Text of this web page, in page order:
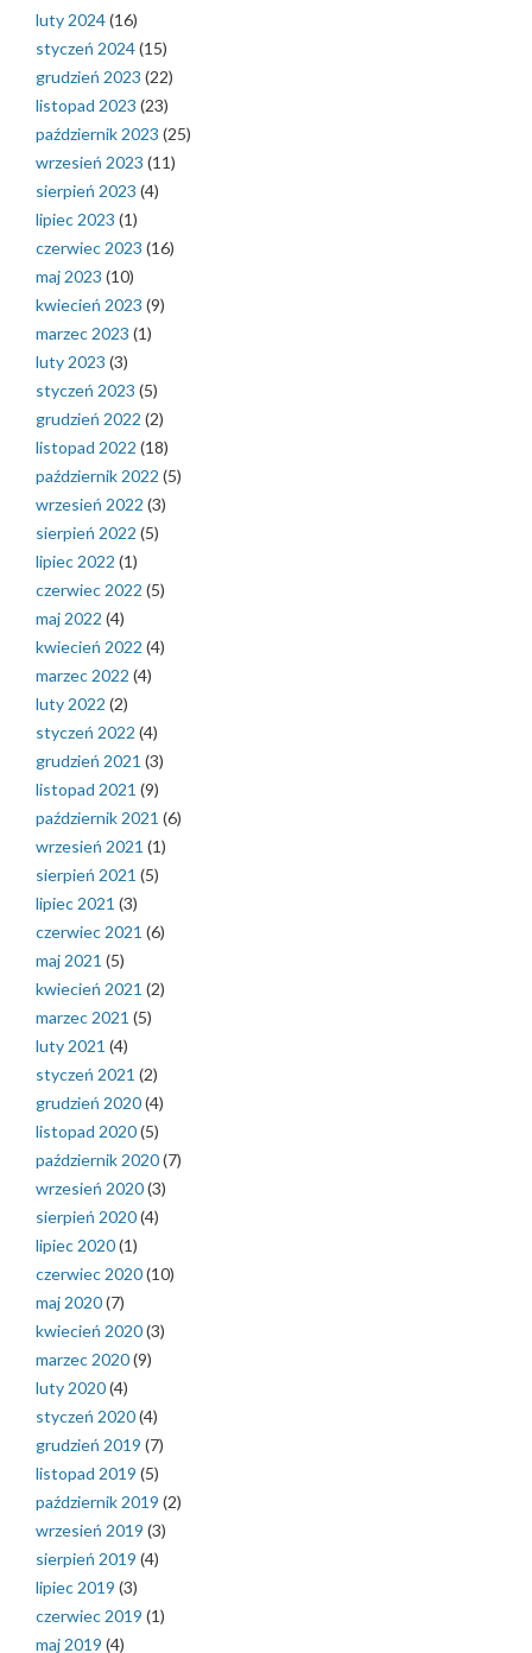
luty 2024(16)
styczeń 2024(15)
grudzień 2023 (22)
listopad 2023 (23)
październik 2023 (25)
wrzesień 2023 (11)
sierpień 2023 (4)
lipiec 2023 (1)
czerwiec 2023 (16)
maj 2023 (10)
kwiecień 2023 (9)
marzec 2023 (1)
luty 2023 (3)
styczeń 2023 (5)
grudzień 2022 (2)
listopad 2022 (18)
październik 2022 (5)
wrzesień 2022 (3)
sierpień 2022 (5)
lipiec 2022 (1)
czerwiec 2022 (5)
maj 2022 (4)
kwiecień 2022 (4)
marzec 2022 (4)
luty 2022 (2)
styczeń 2022 (4)
grudzień 2021 (3)
listopad 2021 (9)
październik 2021 (6)
wrzesień 2021 (1)
sierpień 2021 (5)
lipiec 2021 (3)
czerwiec 2021 (6)
maj 2021 (5)
kwiecień 2021 (2)
marzec 2021 (5)
luty 2021 (4)
styczeń 2021 (2)
grudzień 2020(4)
listopad 2020(5)
październik 2020(7)
wrzesień 2020(3)
sierpień 2020(4)
lipiec 2020(1)
czerwiec 2020(10)
maj 2020(7)
kwiecień 2020(3)
marzec 2020(9)
luty 2020(4)
styczeń 2020(4)
grudzień 2019 (7)
listopad 2019 (5)
październik 2019 (2)
wrzesień 2019 (3)
sierpień 2019 (4)
lipiec 2019 (3)
czerwiec 2019 (1)
maj 2019 (4)